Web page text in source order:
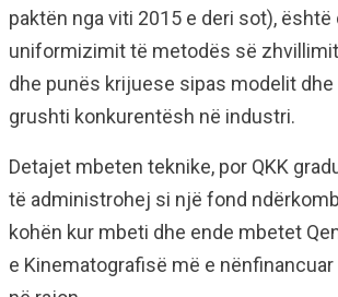
paktën nga viti 2015 e deri sot), është
uniformizimit të metodës së
dhe punës krijuese sipas modelit
grushti konkurentësh në industri.
Detajet mbeten teknike, por QKK
të administrohej si një fond
kohën kur mbeti dhe ende mbetet
e Kinematografisë më e nënfinancuar